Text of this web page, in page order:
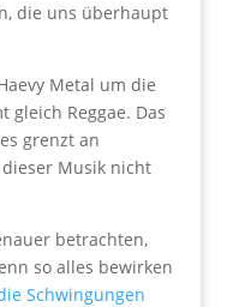
die uns überhaupt
Metal um die
gleich Reggae. Das
grenzt an
Musik nicht
betrachten,
so alles bewirken
Schwingungen